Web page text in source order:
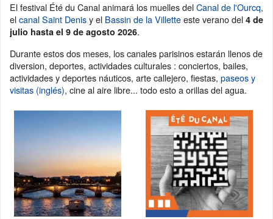
El festival Été du Canal animará los muelles delCanal de l'Ourcq,
elcanal Saint Denisy el Bassin de la Villetteeste verano del 4 de
julio hasta el 9 de agosto 2026.
Durante estos dos meses, los canales parisinos estarán llenos de
diversion, deportes, actividades culturales : conciertos, bailes,
actividades y deportes náuticos, arte callejero, fiestas, paseos y
visitas (inglés), cine al aire libre... todo esto a orillas del agua.